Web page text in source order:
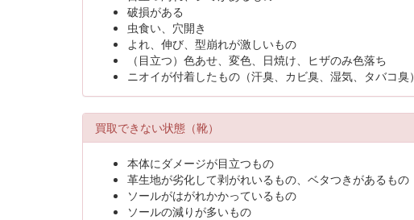
破損がある
虫食い、穴開き
よれ、伸び、型崩れが激しいもの
（目立つ）色あせ、変色、日焼け、ヒザのみ色落ち
ニオイが付着したもの（汗臭、カビ臭、湿気、タバコ臭）
買取できない状態（靴）
本体にダメージが目立つもの
革生地が劣化して剥がれいるもの、ベタつきがあるもの
ソールがはがれかかっているもの
ソールの減りが多いもの